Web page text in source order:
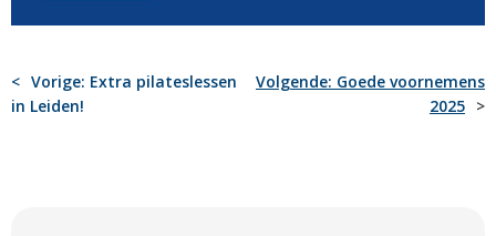
BERICHT
Vorige: Extra pilateslessen
in Leiden!
Volgende: Goede voornemens
2025